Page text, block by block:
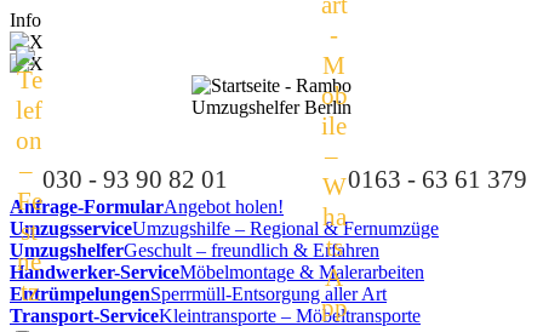
Info
030 - 93 90 82 01 0163 - 63 61 379
Anfrage-FormularAngebot holen!
UmzugsserviceUmzugshilfe – Regional & Fernumzüge
UmzugshelferGeschult – freundlich & Erfahren
Handwerker-ServiceMöbelmontage & Malerarbeiten
EntrümpelungenSperrmüll-Entsorgung aller Art
Transport-ServiceKleintransporte – Möbeltransporte